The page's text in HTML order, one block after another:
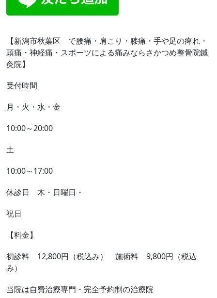
【新潟市秋葉区 で腰痛・肩こり・膝痛・手や足の痺れ・
頭痛・神経痛・スポーツによる痛みならさかつめ整骨院鍼
灸院】
受付時間
月・火・水・金
10:00～20:00
土
10:00～17:00
休診日 木・日曜日・
祝日
【料金】
初診料 12,800円（税込み） 施術料 9,800円（税込
み）
当院は自費治療専門・完全予約制の治療院